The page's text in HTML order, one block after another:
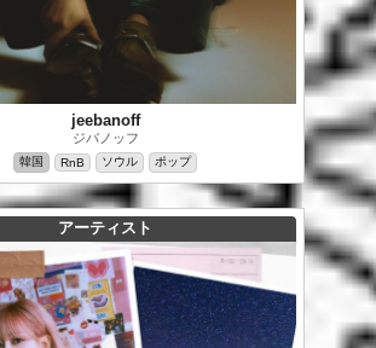
jeebanoff
ジバノッフ
韓国 RnB ソウル ポップ
アーティスト